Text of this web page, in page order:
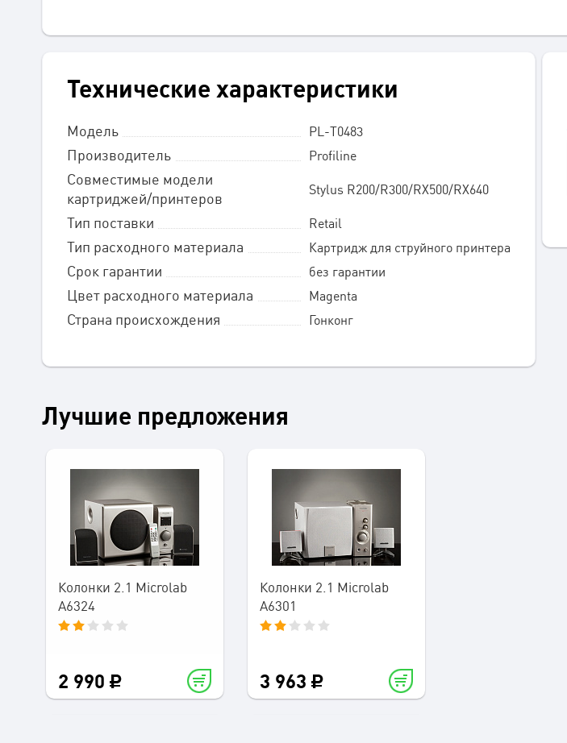
Технические характеристики
Модель PL-T0483
Производитель Profiline
Совместимые модели
картриджей/принтеров
Stylus R200/R300/RX500/RX640
Тип поставки Retail
Тип расходного материала Картридж для струйного принтера
Срок гарантии без гарантии
Цвет расходного материала Magenta
Страна происхождения Гонконг
Лучшие предложения
Колонки 2.1 Microlab
A6324
2 990
Колонки 2.1 Microlab
A6301
3 963